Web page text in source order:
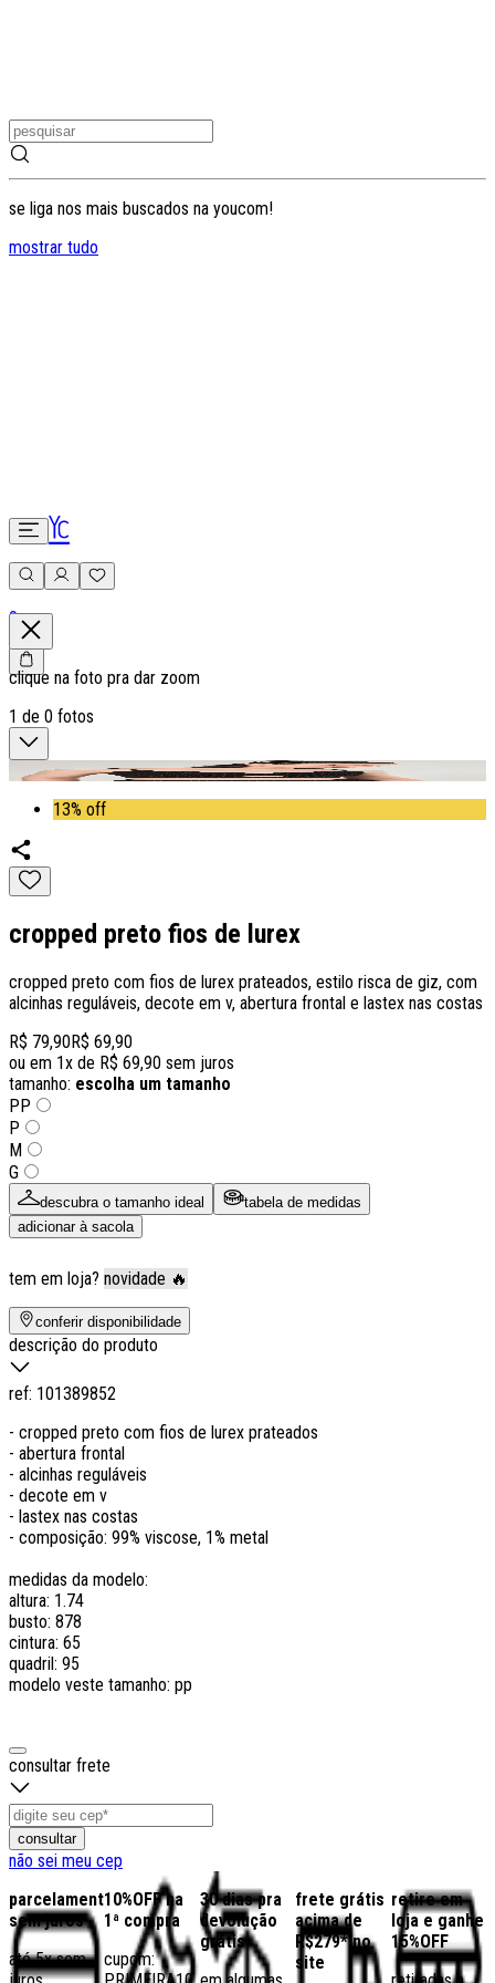
se liga nos mais buscados na youcom!
mostrar tudo
0
clique na foto pra dar zoom
1 de 0 fotos
13% off
cropped preto fios de lurex
cropped preto com fios de lurex prateados, estilo risca de giz, com
alcinhas reguláveis, decote em v, abertura frontal e lastex nas costas
R$ 79,90R$ 69,90
ou em 1x de R$ 69,90 sem juros
tamanho: escolha um tamanho
PP
P
M
G
descubra o tamanho ideal
tabela de medidas
adicionar à sacola
tem em loja? novidade 🔥
conferir disponibilidade
descrição do produto
ref: 101389852
- cropped preto com fios de lurex prateados
- abertura frontal
- alcinhas reguláveis
- decote em v
- lastex nas costas
- composição: 99% viscose, 1% metal
medidas da modelo:
altura: 1.74
busto: 878
cintura: 65
quadril: 95
modelo veste tamanho: pp
consultar frete
consultar
não sei meu cep
parcelamento
sem juros
até 5x sem
10%OFF na
1ª compra
cupom:
30 dias pra
devolução
grátis
frete grátis
acima de
R$279* no
site
retire em
loja e ganhe
15%OFF